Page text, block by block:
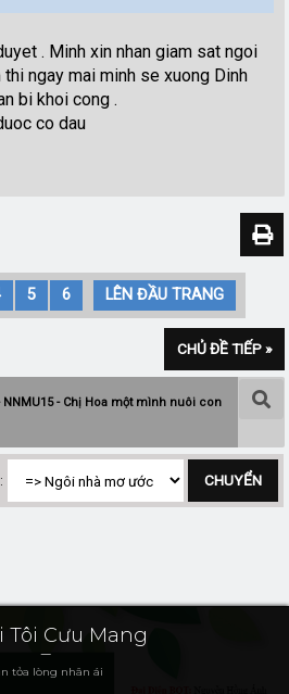
. Minh xin nhan giam sat ngoi
ngay mai minh se xuong Dinh
bi khoi cong .
co dau
5 6 LÊN ĐẦU TRANG
CHỦ ĐỀ TIẾP »
- Chị Hoa một mình nuôi con
Tôi Cưu Mang
tỏa lòng nhân ái